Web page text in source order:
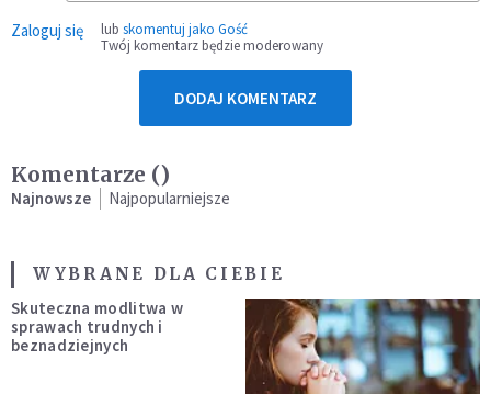
Zaloguj się lub skomentuj jako Gość
Twój komentarz będzie moderowany
DODAJ KOMENTARZ
Komentarze ()
Najnowsze Najpopularniejsze
WYBRANE DLA CIEBIE
Skuteczna modlitwa w
sprawach trudnych i
beznadziejnych